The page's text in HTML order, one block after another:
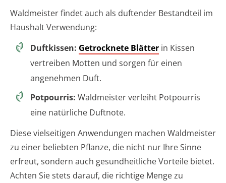
Waldmeister findet auch als duftender Bestandteil im
Haushalt Verwendung:
Duftkissen: Getrocknete Blätter in Kissen
vertreiben Motten und sorgen für einen
angenehmen Duft.
Potpourris: Waldmeister verleiht Potpourris
eine natürliche Duftnote.
Diese vielseitigen Anwendungen machen Waldmeister
zu einer beliebten Pflanze, die nicht nur Ihre Sinne
erfreut, sondern auch gesundheitliche Vorteile bietet.
Achten Sie stets darauf, die richtige Menge zu